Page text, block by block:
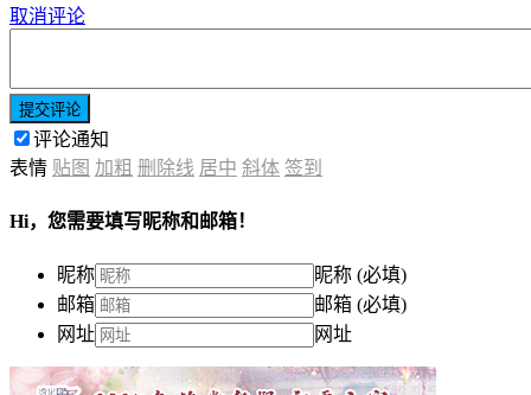
取消评论
提交评论
评论通知
表情 贴图 加粗 删除线 居中 斜体 签到
Hi，您需要填写昵称和邮箱！
昵称
昵称 (必填)
邮箱
邮箱 (必填)
网址
网址